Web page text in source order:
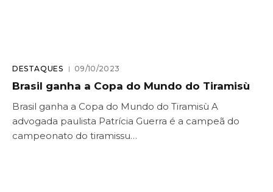
DESTAQUES 09/10/2023
Brasil ganha a Copa do Mundo do Tiramisù
Brasil ganha a Copa do Mundo do Tiramisù A
advogada paulista Patrícia Guerra é a campeã do
campeonato do tiramissu…